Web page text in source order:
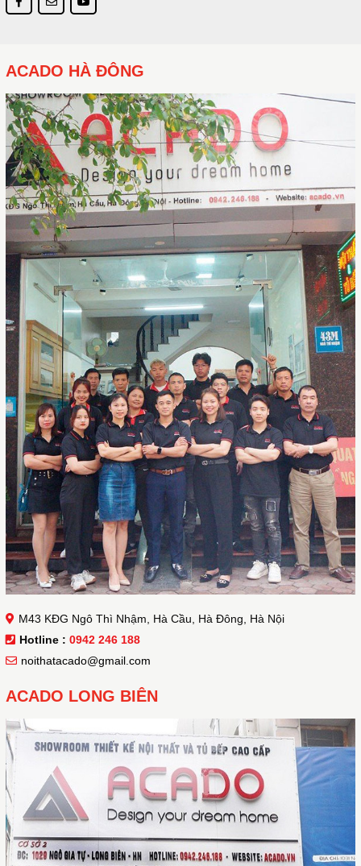
ACADO HÀ ĐÔNG
M43 KĐG Ngô Thì Nhậm, Hà Cầu, Hà Đông, Hà Nội
Hotline : 0942 246 188
noithatacado@gmail.com
ACADO LONG BIÊN